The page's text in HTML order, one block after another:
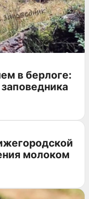
в берлоге:
молоком